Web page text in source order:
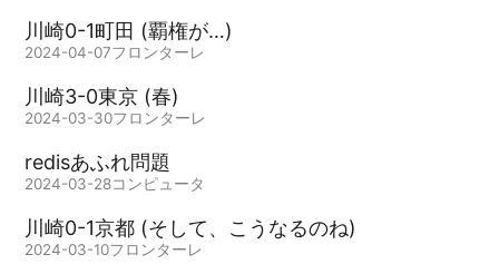
川崎0-1町田 (覇権が…)
2024-04-07フロンターレ
川崎3-0東京 (春)
2024-03-30フロンターレ
redisあふれ問題
2024-03-28コンピュータ
川崎0-1京都 (そして、こうなるのね)
2024-03-10フロンターレ